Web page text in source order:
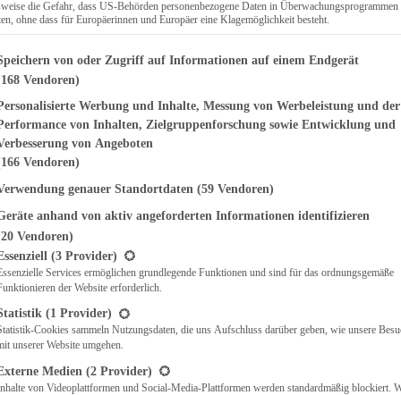
& QUICHES
die Gefahr, dass US-Behörden personenbezogene Daten in Überwachungsprogrammen
ohne dass für Europäerinnen und Europäer eine Klagemöglichkeit besteht.
finden Sie eine Liste der Zwecke des IAB Transparency and
von oder Zugriff auf Informationen auf einem Endgerät
Vendoren)
Werbung und Inhalte, Messung von Werbeleistung und der
von Inhalten, Zielgruppenforschung sowie Entwicklung und
von Angeboten
Vendoren)
genauer Standortdaten (59 Vendoren)
anhand von aktiv angeforderten Informationen identifizieren
Vendoren)
eine Liste der Service-Gruppen, für die eine Einwilligung erteilt werden
(3 Provider)
Services ermöglichen grundlegende Funktionen und sind für das ordnungsgemäße
der Website erforderlich.
(1 Provider)
Cookies sammeln Nutzungsdaten, die uns Aufschluss darüber geben, wie unsere
unserer Website umgehen.
Medien (2 Provider)
von Videoplattformen und Social-Media-Plattformen werden standardmäßig blockiert.